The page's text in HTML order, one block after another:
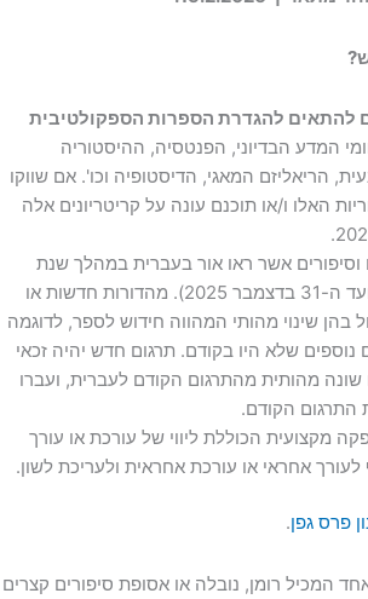
להתאים להגדרת הספרות הספקולטיבית
המדע הבדיוני, הפנטסיה, ההיסטוריה
הריאליזם המאגי, הדיסטופיה וכו'. אם שווקו
האלו ו/או תוכנם עונה על קריטריונים אלה
אשר ראו אור בעברית במהלך שנת
2025 (החל מה-1 בינואר ועד ה-31 בדצמבר 2025). מהדורות חדשות או
בהן שינוי מהותי המהווה חידוש לספר, לדוגמה
שלא היו בקודם. תרגום חדש יהיה זכאי
מהותית מהתרגום הקודם לעברית, ועברו
מקצועית הכוללת ליווי של עורכת או עורך
אחראי או עורכת אחראית ולעריכת לשון.
פרס גפן.
המכיל רומן, נובלה או אסופת סיפורים קצרים